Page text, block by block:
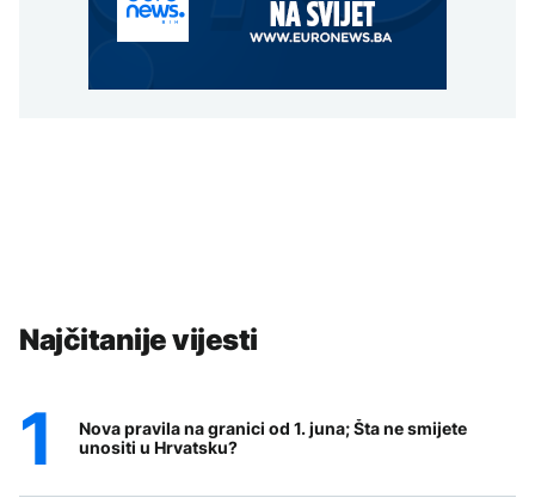
Najčitanije vijesti
Nova pravila na granici od 1. juna; Šta ne smijete
unositi u Hrvatsku?